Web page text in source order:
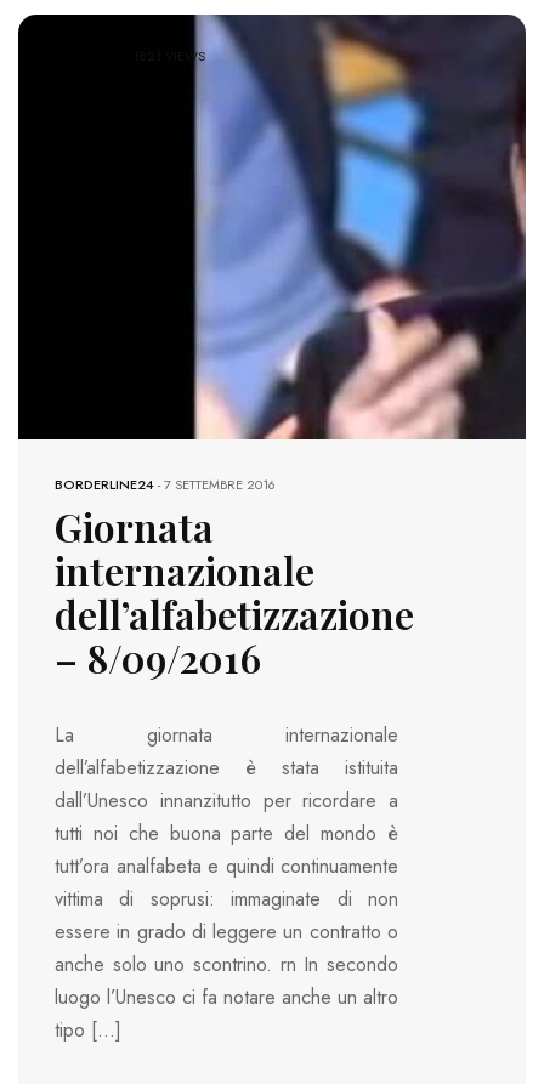
1821 VIEWS
BORDERLINE24-7 SETTEMBRE 2016
Giornata
internazionale
dell’alfabetizzazione
– 8/09/2016
La giornata internazionale
dell’alfabetizzazione è stata istituita
dall’Unesco innanzitutto per ricordare a
tutti noi che buona parte del mondo è
tutt’ora analfabeta e quindi continuamente
vittima di soprusi: immaginate di non
essere in grado di leggere un contratto o
anche solo uno scontrino. rn In secondo
luogo l’Unesco ci fa notare anche un altro
tipo […]